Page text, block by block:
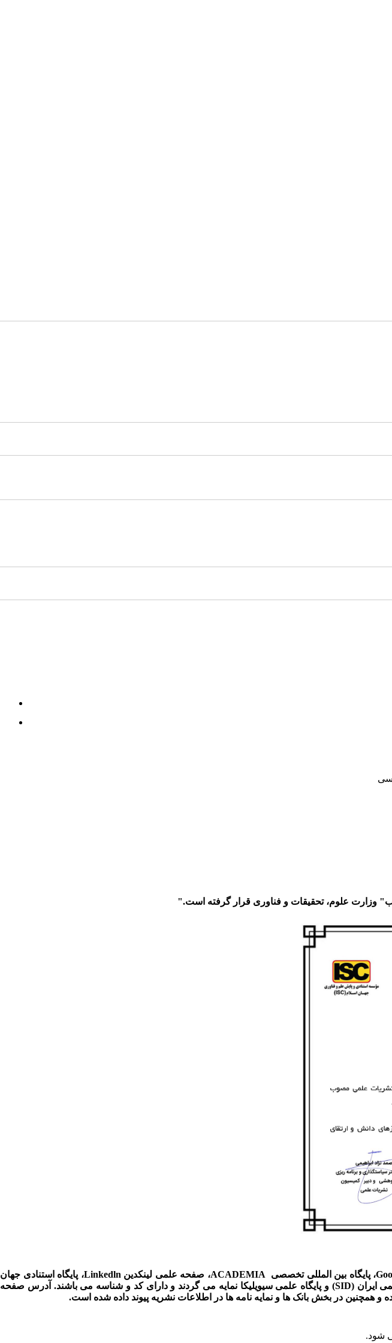
وزارت علوم، تحقیقات و فناوری قرار گرفته است."
تمامی مقالات چاپ شده در مجله آموزش عالی ایران در پایگاه علمی Google Scholar، پایگاه بین المللی تخصصی ACADEMIA، صفحه علمی لینکدین Linkedln، پایگاه استنادی جهان
SID) و پایگاه علمی سیویلیکا نمایه می گردند و دارای کد و شناسه می باشند. آدرس صفحه
در بخش بانک ها و نمایه نامه ها در اطلاعات نشریه پیوند داده شده است.
شود.